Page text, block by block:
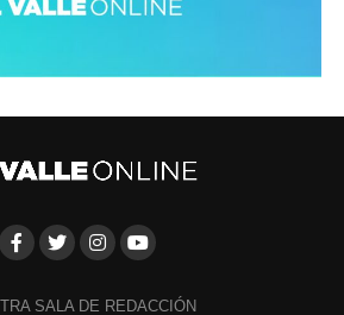
SALA DE REDACCIÓN